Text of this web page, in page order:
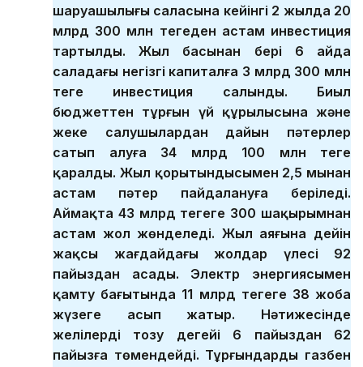
шаруашылығы саласына кейінгі 2 жылда 20
млрд 300 млн теңгеден астам инвестиция
тартылды. Жыл басынан бері 6 айда
саладағы негізгі капиталға 3 млрд 300 млн
теңге инвестиция салынды. Биыл
бюджеттен тұрғын үй құрылысына және
жеке салушылардан дайын пәтерлер
сатып алуға 34 млрд 100 млн теңге
қаралды. Жыл қорытындысымен 2,5 мыңнан
астам пәтер пайдалануға беріледі.
Аймақта 43 млрд теңгеге 300 шақырымнан
астам жол жөнделеді. Жыл аяғына дейін
жақсы жағдайдағы жолдар үлесі 92
пайыздан асады. Электр энергиясымен
қамту бағытында 11 млрд теңгеге 38 жоба
жүзеге асып жатыр. Нәтижесінде
желілердің тозу деңгейі 6 пайыздан 62
пайызға төмендейді. Тұрғындарды газбен